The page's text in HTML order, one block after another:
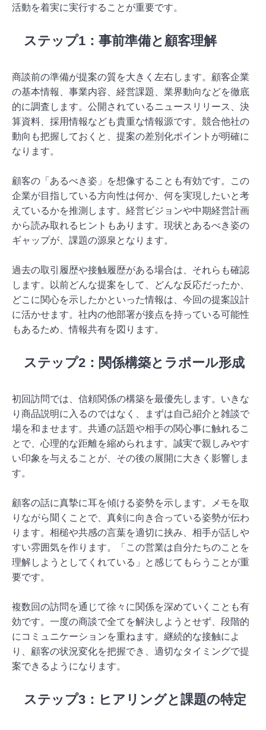
活動を着実に実行することが重要です。
ステップ1：事前準備と顧客理解
商談前の準備が提案の質を大きく左右します。顧客企業
の基本情報、事業内容、経営課題、業界動向などを徹底
的に調査します。公開されているニュースリリース、決
算資料、採用情報なども貴重な情報源です。競合他社の
動向も把握しておくと、提案の差別化ポイントが明確に
なります。
顧客の「あるべき姿」を想像することも有効です。この
企業が目指している方向性は何か、何を実現したいと考
えているかを推測します。経営ビジョンや中期経営計画
から読み取れるヒントもあります。現状とあるべき姿の
ギャップが、課題の源泉となります。
過去の取引履歴や接触履歴がある場合は、それらも確認
します。以前どんな提案をして、どんな反応だったか、
どこに関心を示したかといった情報は、今回の提案設計
に活かせます。社内の他部署が接点を持っている可能性
もあるため、情報共有を図ります。
ステップ2：関係構築とラポール形成
初回訪問では、信頼関係の構築を最優先します。いきな
り商品説明に入るのではなく、まずは自己紹介と雑談で
場を和ませます。共通の話題や相手の関心事に触れるこ
とで、心理的な距離を縮められます。誠実で親しみやす
い印象を与えることが、その後の展開に大きく影響しま
す。
顧客の話に真摯に耳を傾ける姿勢を示します。メモを取
りながら聞くことで、真剣に向き合っている姿勢が伝わ
ります。相槌や共感の言葉を適切に挟み、相手が話しや
すい雰囲気を作ります。「この営業は自分たちのことを
理解しようとしてくれている」と感じてもらうことが重
要です。
複数回の訪問を通じて徐々に関係を深めていくことも有
効です。一度の商談で全てを解決しようとせず、段階的
にコミュニケーションを重ねます。継続的な接触によ
り、顧客の状況変化を把握でき、適切なタイミングで提
案できるようになります。
ステップ3：ヒアリングと課題の特定